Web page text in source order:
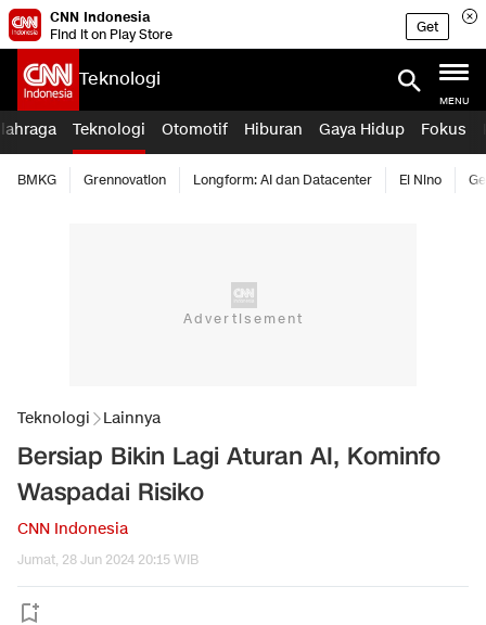
CNN Indonesia
Find it on Play Store
Get
Teknologi
MENU
Teknologi Otomotif Hiburan Gaya Hidup Fokus
BMKG Grennovation Longform: AI dan Datacenter El Nino
Teknologi Lainnya
Bersiap Bikin Lagi Aturan AI, Kominfo
Waspadai Risiko
CNN Indonesia
Jumat, 28 Jun 2024 20:15 WIB